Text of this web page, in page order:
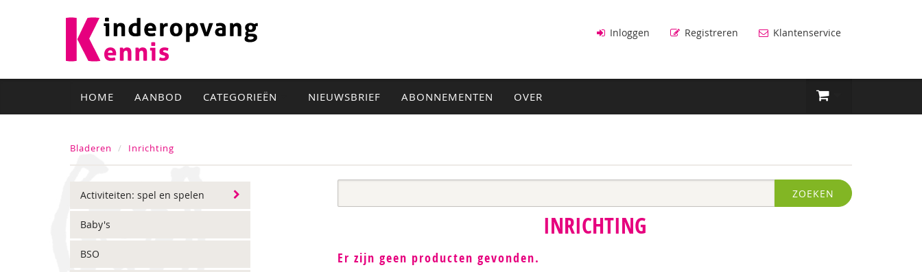
Inloggen Registreren Klantenservice
HOME AANBOD CATEGORIEËN NIEUWSBRIEF ABONNEMENTEN OVER
Bladeren Inrichting
Activiteiten: spel en spelen
Baby's
BSO
ZOEKEN
INRICHTING
Er zijn geen producten gevonden.